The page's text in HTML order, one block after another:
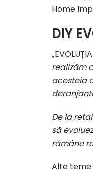
Home
DIY
realizăm
acesteia
De la
să
rămâne
Alte teme